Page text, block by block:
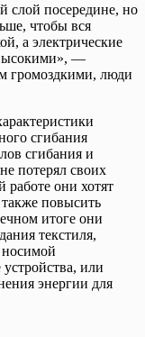
посередине, но
чтобы вся
а электрические
—
громоздкими, люди
сгибания
сгибания и
потерял своих
работе они хотят
повысить
итоге они
текстиля,
или
энергии для